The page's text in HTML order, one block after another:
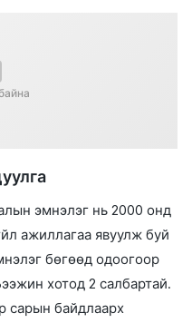
эмнэлэг нь 2000 онд
ажиллагаа явуулж буй
бөгөөд одоогоор
хотод 2 салбартай.
сарын байдлаарх